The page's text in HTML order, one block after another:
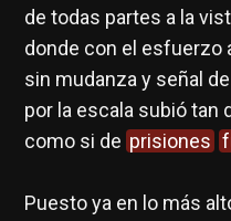
de todas partes a la
donde con el esfuerzo
sin mudanza y señal
por la escala subió tan
como si de prisiones
Puesto ya en lo más